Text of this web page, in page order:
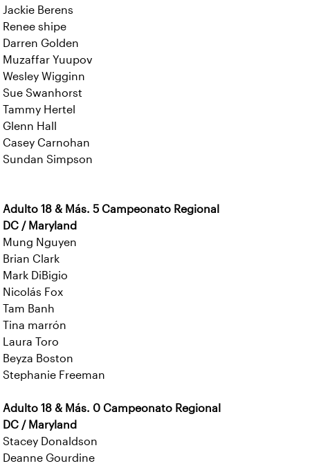
Jackie Berens
Renee shipe
Darren Golden
Muzaffar Yuupov
Wesley Wigginn
Sue Swanhorst
Tammy Hertel
Glenn Hall
Casey Carnohan
Sundan Simpson
Adulto 18 & Más. 5 Campeonato Regional
DC / Maryland
Mung Nguyen
Brian Clark
Mark DiBigio
Nicolás Fox
Tam Banh
Tina marrón
Laura Toro
Beyza Boston
Stephanie Freeman
Adulto 18 & Más. 0 Campeonato Regional
DC / Maryland
Stacey Donaldson
Deanne Gourdine